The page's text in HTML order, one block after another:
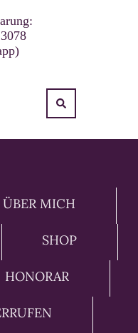
ÜBER MICH
SHOP
HONORAR